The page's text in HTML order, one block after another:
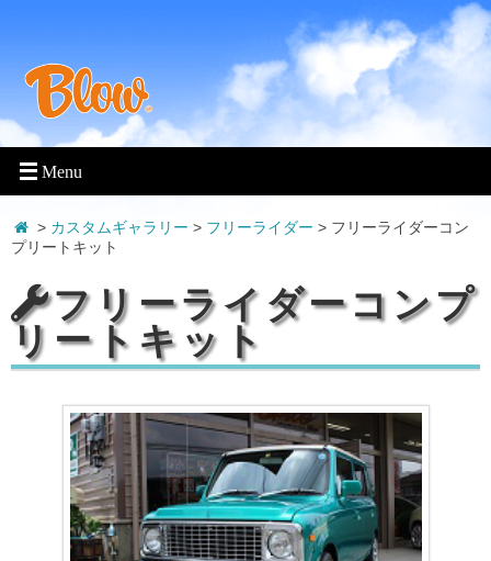
> カスタムギャラリー > フリーライダー > フリーライダーコン
プリートキット
フリーライダーコンプ
リートキット